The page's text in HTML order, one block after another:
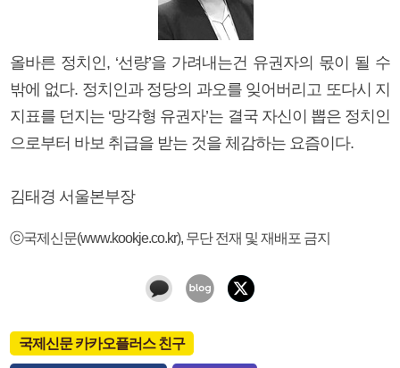
올바른 정치인, ‘선량’을 가려내는건 유권자의 몫이 될 수
밖에 없다. 정치인과 정당의 과오를 잊어버리고 또다시 지
지표를 던지는 ‘망각형 유권자’는 결국 자신이 뽑은 정치인
으로부터 바보 취급을 받는 것을 체감하는 요즘이다.
김태경 서울본부장
ⓒ국제신문(www.kookje.co.kr), 무단 전재 및 재배포 금지
국제신문 카카오플러스 친구